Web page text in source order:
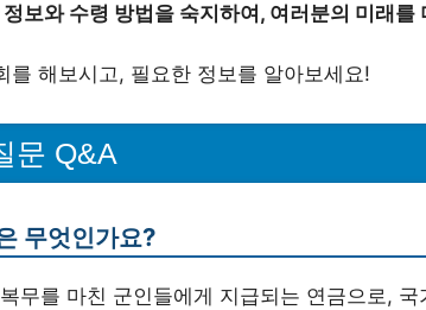
보와 수령 방법을 숙지하여, 여러분의 미래를
를 해보시고, 필요한 정보를 알아보세요!
문 Q&A
무엇인가요?
무를 마친 군인들에게 지급되는 연금으로,